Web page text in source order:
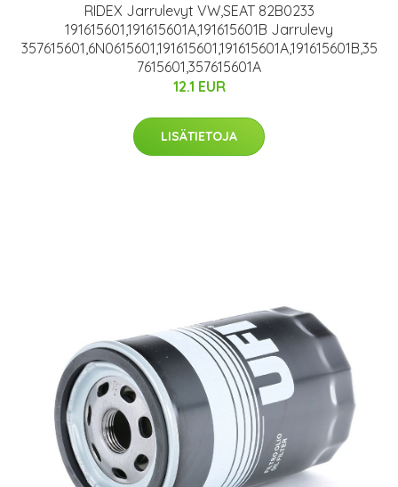
RIDEX Jarrulevyt VW,SEAT 82B0233
191615601,191615601A,191615601B Jarrulevy
357615601,6N0615601,191615601,191615601A,191615601B,35
7615601,357615601A
12.1 EUR
LISÄTIETOJA